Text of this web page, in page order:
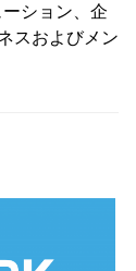
ション、企
スおよびメン